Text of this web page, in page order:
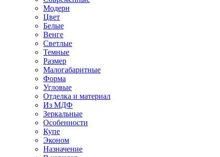
Модерн
Цвет
Белые
Венге
Светлые
Темные
Размер
Малогабаритные
Форма
Угловые
Отделка и материал
Из МДФ
Зеркальные
Особенности
Купе
Эконом
Назначение